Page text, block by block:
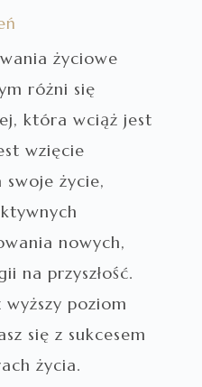
życiowe
różni się
która wciąż jest
wzięcie
swoje życie,
nowych,
na przyszłość.
poziom
się z sukcesem
życia.